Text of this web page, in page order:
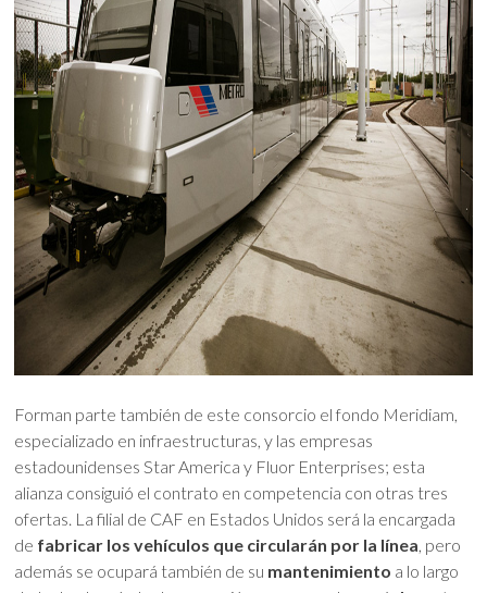
Forman parte también de este consorcio el fondo Meridiam,
especializado en infraestructuras, y las empresas
estadounidenses Star America y Fluor Enterprises; esta
alianza consiguió el contrato en competencia con otras tres
ofertas. La filial de CAF en Estados Unidos será la encargada
de fabricar los vehículos que circularán por la línea, pero
además se ocupará también de su mantenimiento a lo largo